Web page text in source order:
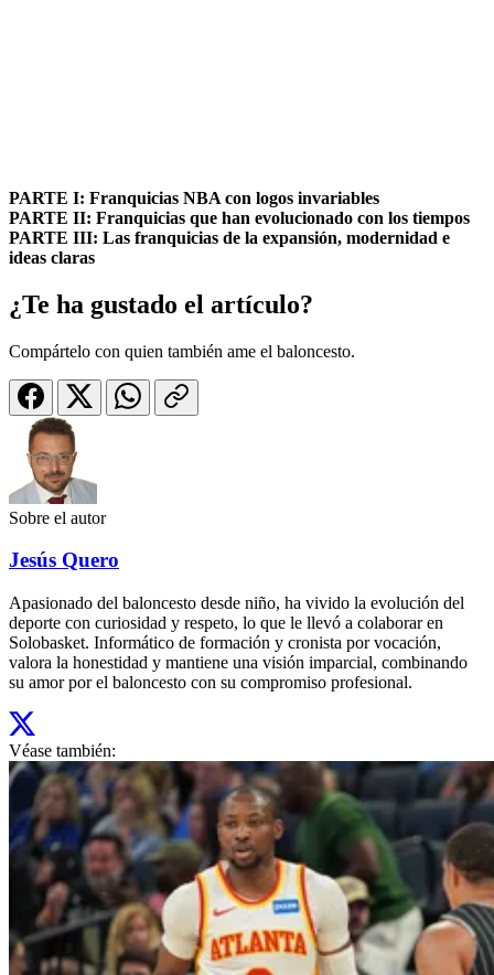
PARTE I: Franquicias NBA con logos invariables
PARTE II: Franquicias que han evolucionado con los tiempos
PARTE III: Las franquicias de la expansión, modernidad e
ideas claras
¿Te ha gustado el artículo?
Compártelo con quien también ame el baloncesto.
Sobre el autor
Jesús Quero
Apasionado del baloncesto desde niño, ha vivido la evolución del
deporte con curiosidad y respeto, lo que le llevó a colaborar en
Solobasket. Informático de formación y cronista por vocación,
valora la honestidad y mantiene una visión imparcial, combinando
su amor por el baloncesto con su compromiso profesional.
Véase también: